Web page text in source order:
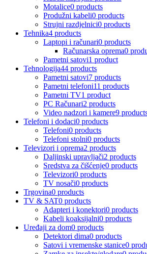
Motalice0 products
Produžni kabeli0 products
Strujni razdjelnici0 products
Tehnika4 products
Laptopi i računari0 products
Računarska oprema0
Pametni satovi1 product
Tehnologija44 products
Pametni satovi7 products
Pametni telefoni11 products
Pametni TV1 product
PC Računari2 products
Video nadzori i kamere9
Telefoni i dodaci0 products
Telefoni0 products
Telefoni stolni0 products
Televizori i oprema2 products
Daljinski upravljači2 products
Sredstva za čišćenje0 products
Televizori0 products
TV nosači0 products
Trgovina0 products
TV & SAT0 products
Adapteri i konektori0 products
Kabeli koaksijalni0 products
Uređaji za dom0 products
Detektori dima0 products
Satovi i vremenske stanice0